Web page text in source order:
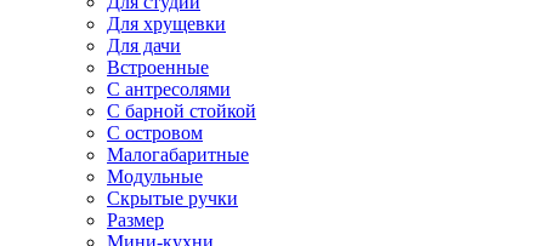
Для хрущевки
Для дачи
Встроенные
С антресолями
С барной стойкой
С островом
Малогабаритные
Модульные
Скрытые ручки
Размер
Мини-кухни